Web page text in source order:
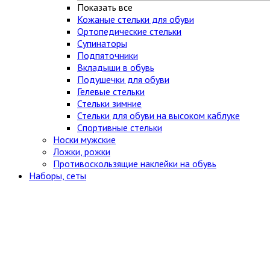
Показать все
Кожаные стельки для обуви
Ортопедические стельки
Супинаторы
Подпяточники
Вкладыши в обувь
Подушечки для обуви
Гелевые стельки
Стельки зимние
Стельки для обуви на высоком каблуке
Спортивные стельки
Носки мужские
Ложки, рожки
Противоскользящие наклейки на обувь
Наборы, сеты